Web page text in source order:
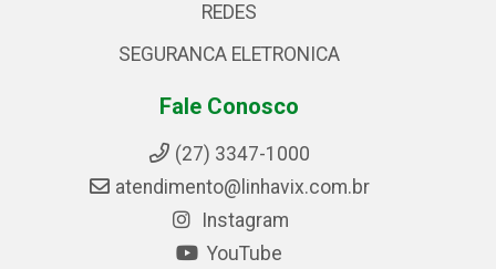
REDES
SEGURANCA ELETRONICA
Fale Conosco
(27) 3347-1000
atendimento@linhavix.com.br
Instagram
YouTube